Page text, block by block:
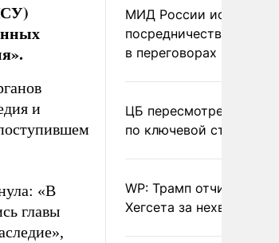
и
«В
главы
МИД России исключил
посредничество
в переговорах по
ЦБ пересмотрел
по ключевой ставке
WP: Трамп отчитал
Хегсета за нехватку